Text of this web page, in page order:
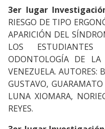
3er lugar
RIESGO DE TIPO
APARICIÓN DEL
LOS
ODONTOLOGÍA DE LA
VENEZUELA. AUTORES:
GUSTAVO,
LUNA XIOMARA,
REYES.